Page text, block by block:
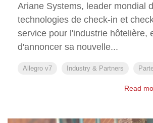
Ariane Systems, leader mondial
technologies de check-in et
service pour l'industrie hôtelière,
d'annoncer sa nouvelle...
Allegro v7 Industry & Partners
Read